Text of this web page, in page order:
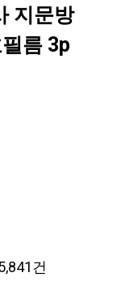
지문방
름 3p
건